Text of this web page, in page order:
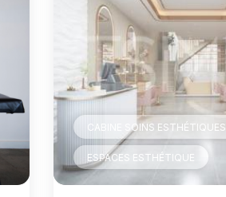
CABINE SOINS ESTHÉTIQUES
ESPACES ESTHÉTIQUE